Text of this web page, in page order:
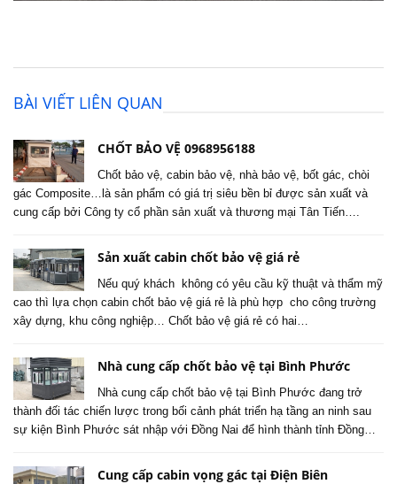
BÀI VIẾT LIÊN QUAN
CHỐT BẢO VỆ 0968956188
Chốt bảo vệ, cabin bảo vệ, nhà bảo vệ, bốt gác, chòi
gác Composite…là sản phẩm có giá trị siêu bền bỉ được sản xuất và
cung cấp bởi Công ty cổ phần sản xuất và thương mại Tân Tiến….
Sản xuất cabin chốt bảo vệ giá rẻ
Nếu quý khách không có yêu cầu kỹ thuật và thẩm mỹ
cao thì lựa chọn cabin chốt bảo vệ giá rẻ là phù hợp cho công trường
xây dựng, khu công nghiệp… Chốt bảo vệ giá rẻ có hai…
Nhà cung cấp chốt bảo vệ tại Bình Phước
Nhà cung cấp chốt bảo vệ tại Bình Phước đang trở
thành đối tác chiến lược trong bối cảnh phát triển hạ tầng an ninh sau
sự kiện Bình Phước sát nhập với Đồng Nai để hình thành tỉnh Đồng…
Cung cấp cabin vọng gác tại Điện Biên